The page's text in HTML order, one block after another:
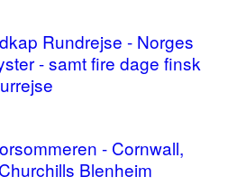
Rundrejse - Norges
- samt fire dage finsk
- Cornwall,
Blenheim